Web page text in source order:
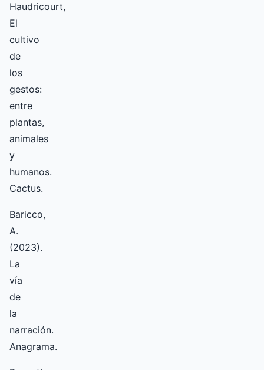
Haudricourt,
El
cultivo
de
los
gestos:
entre
plantas,
animales
y
humanos.
Cactus.
Baricco,
A.
(2023).
La
vía
de
la
narración.
Anagrama.